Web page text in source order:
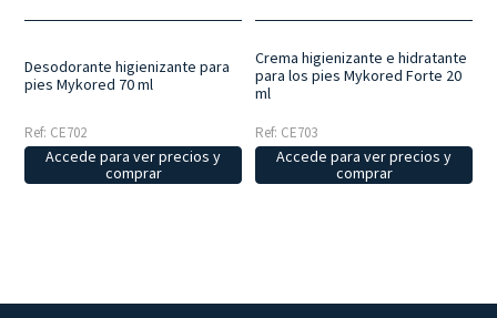
Desodorante higienizante para
pies Mykored 70 ml
Ref: CE702
Accede para ver precios y
comprar
Crema higienizante e hidratante
para los pies Mykored Forte 20
ml
Ref: CE703
Accede para ver precios y
comprar